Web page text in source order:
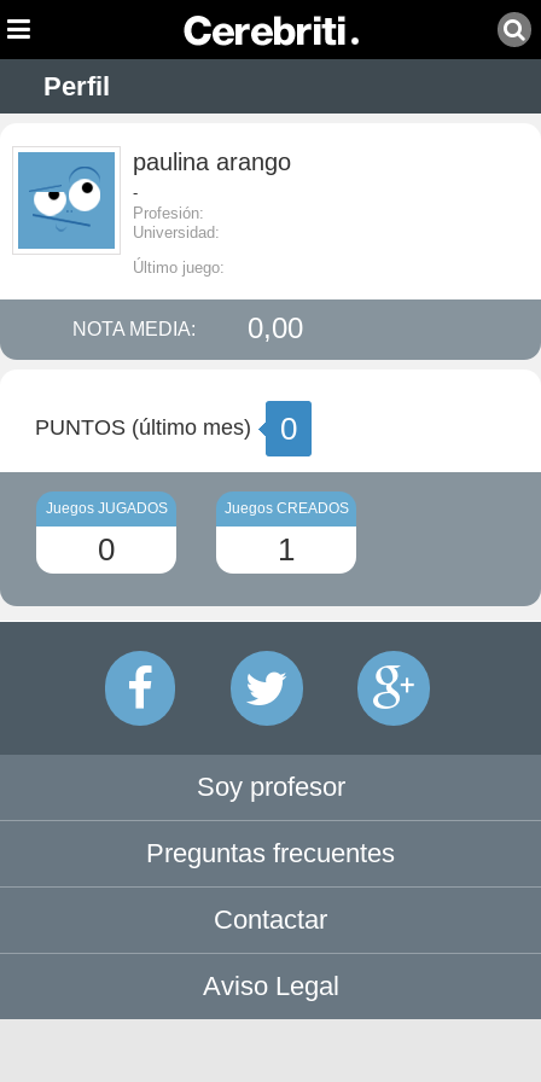
Perfil
paulina arango
-
Profesión:
Universidad:
Último juego:
NOTA MEDIA: 0,00
PUNTOS (último mes) 0
Juegos JUGADOS
0
Juegos CREADOS
1
Soy profesor
Preguntas frecuentes
Contactar
Aviso Legal